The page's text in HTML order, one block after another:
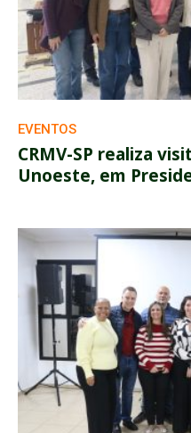
EVENTOS
CRMV-SP realiza
Unoeste, em